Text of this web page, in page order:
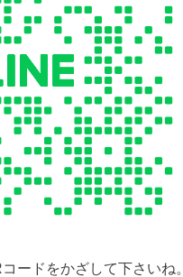
ードをかざして下さいね。